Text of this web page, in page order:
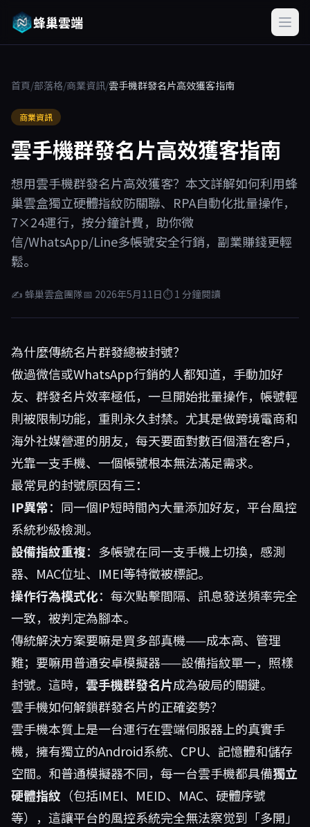
蜂巢雲端
首頁/部落格/商業資訊/雲手機群發名片高效獲客指南
商業資訊
雲手機群發名片高效獲客指南
想用雲手機群發名片高效獲客？本文詳解如何利用蜂
巢雲盒獨立硬體指紋防關聯、RPA自動化批量操作，
7×24運行，按分鐘計費，助你微
信/WhatsApp/Line多帳號安全行銷，副業賺錢更輕
鬆。
✍ 蜂巢雲盒團隊📅 2026年5月11日⏱ 1 分鐘閱讀
為什麼傳統名片群發總被封號？
做過微信或WhatsApp行銷的人都知道，手動加好
友、群發名片效率極低，一旦開始批量操作，帳號輕
則被限制功能，重則永久封禁。尤其是做跨境電商和
海外社媒營運的朋友，每天要面對數百個潛在客戶，
光靠一支手機、一個帳號根本無法滿足需求。
最常見的封號原因有三：
IP異常：同一個IP短時間內大量添加好友，平台風控
系統秒級檢測。
設備指紋重複：多帳號在同一支手機上切換，感測
器、MAC位址、IMEI等特徵被標記。
操作行為模式化：每次點擊間隔、訊息發送頻率完全
一致，被判定為腳本。
傳統解決方案要嘛是買多部真機——成本高、管理
難；要嘛用普通安卓模擬器——設備指紋單一，照樣
封號。這時， 雲手機群發名片成為破局的關鍵。
雲手機如何解鎖群發名片的正確姿勢？
雲手機本質上是一台運行在雲端伺服器上的真實手
機，擁有獨立的Android系統、CPU、記憶體和儲存
空間。和普通模擬器不同，每一台雲手機都具備獨立
硬體指紋 （包括IMEI、MEID、MAC、硬體序號
等），這讓平台的風控系統完全無法察觉到「多開」